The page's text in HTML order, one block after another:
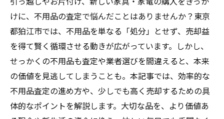
けに、不用品の査定で悩んだことはありませんか？東京
都狛江市では、不用品を単なる「処分」とせず、売却益
を得て賢く循環させる動きが広がっています。しかし、
せっかくの不用品も査定や業者選びを間違えると、本来
の価値を見逃してしまうことも。本記事では、効率的な
不用品査定の進め方や、少しでも高く売却するための具
体的なポイントを解説します。大切な品を、より価値あ